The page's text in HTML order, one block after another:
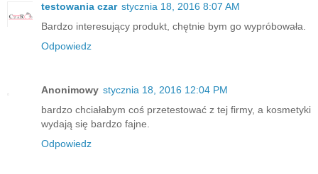
testowania czar stycznia 18, 2016 8:07 AM
Bardzo interesujący produkt, chętnie bym go wypróbowała.
Odpowiedz
Anonimowy stycznia 18, 2016 12:04 PM
bardzo chciałabym coś przetestować z tej firmy, a kosmetyki
wydają się bardzo fajne.
Odpowiedz